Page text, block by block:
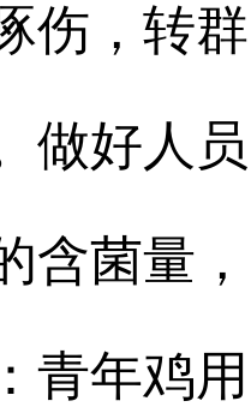
伤，转
做好人
含菌量
青年鸡